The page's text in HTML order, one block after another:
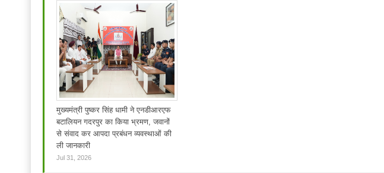
मुख्यमंत्री पुष्कर सिंह धामी ने एनडीआरएफ
बटालियन गदरपुर का किया भ्रमण, जवानों
से संवाद कर आपदा प्रबंधन व्यवस्थाओं की
ली जानकारी
Jul 31, 2026